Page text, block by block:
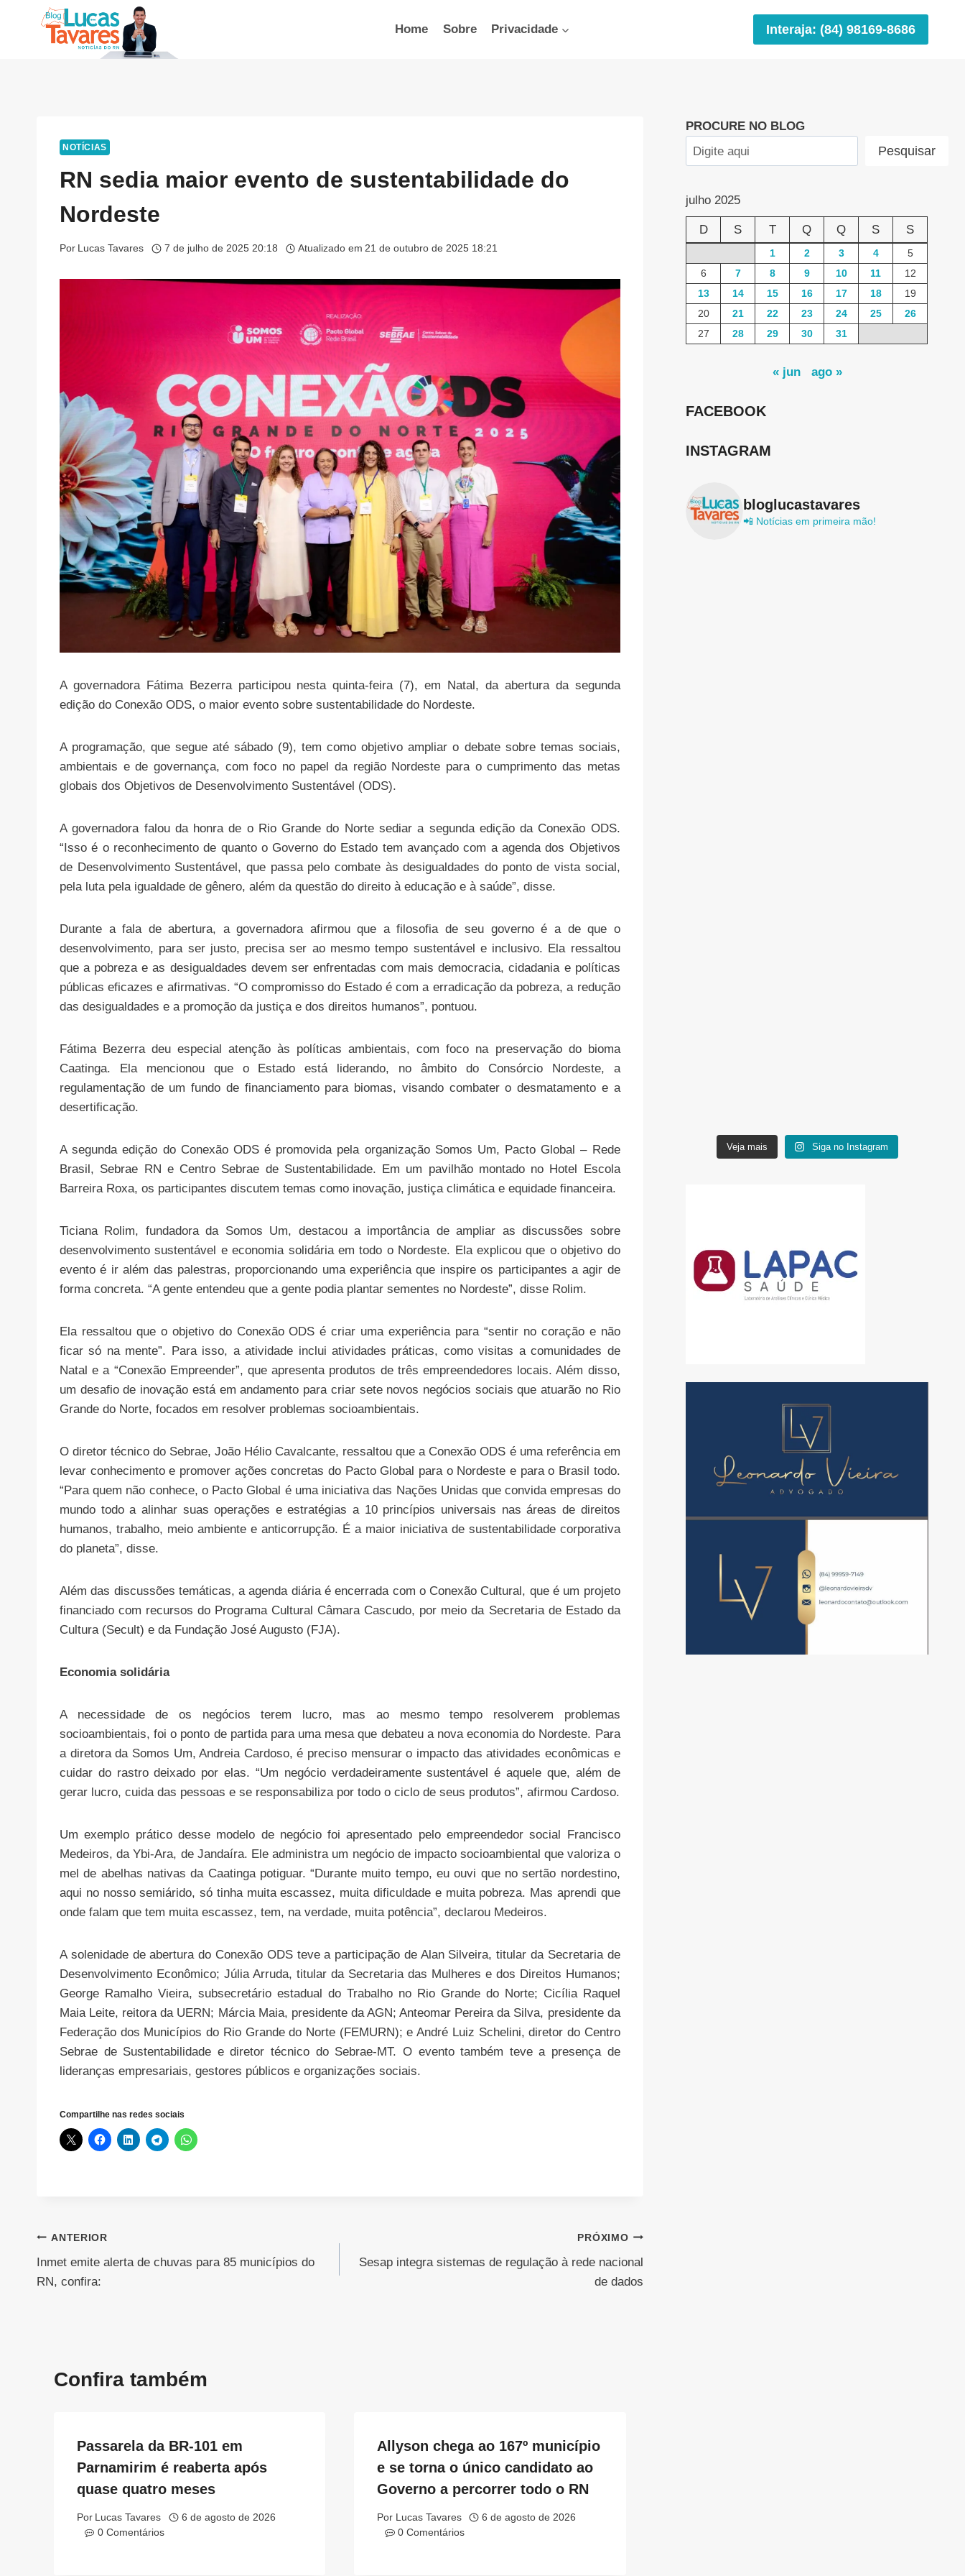
Home Sobre Privacidade Interaja: (84) 98169-8686
NOTÍCIAS
RN sedia maior evento de sustentabilidade do
Nordeste
Por Lucas Tavares 7 de julho de 2025 20:18 Atualizado em 21 de outubro de 2025 18:21
A governadora Fátima Bezerra participou nesta quinta-feira (7), em Natal, da abertura da segunda
edição do Conexão ODS, o maior evento sobre sustentabilidade do Nordeste.
A programação, que segue até sábado (9), tem como objetivo ampliar o debate sobre temas sociais,
ambientais e de governança, com foco no papel da região Nordeste para o cumprimento das metas
globais dos Objetivos de Desenvolvimento Sustentável (ODS).
A governadora falou da honra de o Rio Grande do Norte sediar a segunda edição da Conexão ODS.
“Isso é o reconhecimento de quanto o Governo do Estado tem avançado com a agenda dos Objetivos
de Desenvolvimento Sustentável, que passa pelo combate às desigualdades do ponto de vista social,
pela luta pela igualdade de gênero, além da questão do direito à educação e à saúde”, disse.
Durante a fala de abertura, a governadora afirmou que a filosofia de seu governo é a de que o
desenvolvimento, para ser justo, precisa ser ao mesmo tempo sustentável e inclusivo. Ela ressaltou
que a pobreza e as desigualdades devem ser enfrentadas com mais democracia, cidadania e políticas
públicas eficazes e afirmativas. “O compromisso do Estado é com a erradicação da pobreza, a redução
das desigualdades e a promoção da justiça e dos direitos humanos”, pontuou.
Fátima Bezerra deu especial atenção às políticas ambientais, com foco na preservação do bioma
Caatinga. Ela mencionou que o Estado está liderando, no âmbito do Consórcio Nordeste, a
regulamentação de um fundo de financiamento para biomas, visando combater o desmatamento e a
desertificação.
A segunda edição do Conexão ODS é promovida pela organização Somos Um, Pacto Global – Rede
Brasil, Sebrae RN e Centro Sebrae de Sustentabilidade. Em um pavilhão montado no Hotel Escola
Barreira Roxa, os participantes discutem temas como inovação, justiça climática e equidade financeira.
Ticiana Rolim, fundadora da Somos Um, destacou a importância de ampliar as discussões sobre
desenvolvimento sustentável e economia solidária em todo o Nordeste. Ela explicou que o objetivo do
evento é ir além das palestras, proporcionando uma experiência que inspire os participantes a agir de
forma concreta. “A gente entendeu que a gente podia plantar sementes no Nordeste”, disse Rolim.
Ela ressaltou que o objetivo do Conexão ODS é criar uma experiência para “sentir no coração e não
ficar só na mente”. Para isso, a atividade inclui atividades práticas, como visitas a comunidades de
Natal e a “Conexão Empreender”, que apresenta produtos de três empreendedores locais. Além disso,
um desafio de inovação está em andamento para criar sete novos negócios sociais que atuarão no Rio
Grande do Norte, focados em resolver problemas socioambientais.
O diretor técnico do Sebrae, João Hélio Cavalcante, ressaltou que a Conexão ODS é uma referência em
levar conhecimento e promover ações concretas do Pacto Global para o Nordeste e para o Brasil todo.
“Para quem não conhece, o Pacto Global é uma iniciativa das Nações Unidas que convida empresas do
mundo todo a alinhar suas operações e estratégias a 10 princípios universais nas áreas de direitos
humanos, trabalho, meio ambiente e anticorrupção. É a maior iniciativa de sustentabilidade corporativa
do planeta”, disse.
Além das discussões temáticas, a agenda diária é encerrada com o Conexão Cultural, que é um projeto
financiado com recursos do Programa Cultural Câmara Cascudo, por meio da Secretaria de Estado da
Cultura (Secult) e da Fundação José Augusto (FJA).
Economia solidária
A necessidade de os negócios terem lucro, mas ao mesmo tempo resolverem problemas
socioambientais, foi o ponto de partida para uma mesa que debateu a nova economia do Nordeste. Para
a diretora da Somos Um, Andreia Cardoso, é preciso mensurar o impacto das atividades econômicas e
cuidar do rastro deixado por elas. “Um negócio verdadeiramente sustentável é aquele que, além de
gerar lucro, cuida das pessoas e se responsabiliza por todo o ciclo de seus produtos”, afirmou Cardoso.
Um exemplo prático desse modelo de negócio foi apresentado pelo empreendedor social Francisco
Medeiros, da Ybi-Ara, de Jandaíra. Ele administra um negócio de impacto socioambiental que valoriza o
mel de abelhas nativas da Caatinga potiguar. “Durante muito tempo, eu ouvi que no sertão nordestino,
aqui no nosso semiárido, só tinha muita escassez, muita dificuldade e muita pobreza. Mas aprendi que
onde falam que tem muita escassez, tem, na verdade, muita potência”, declarou Medeiros.
A solenidade de abertura do Conexão ODS teve a participação de Alan Silveira, titular da Secretaria de
Desenvolvimento Econômico; Júlia Arruda, titular da Secretaria das Mulheres e dos Direitos Humanos;
George Ramalho Vieira, subsecretário estadual do Trabalho no Rio Grande do Norte; Cicília Raquel
Maia Leite, reitora da UERN; Márcia Maia, presidente da AGN; Anteomar Pereira da Silva, presidente da
Federação dos Municípios do Rio Grande do Norte (FEMURN); e André Luiz Schelini, diretor do Centro
Sebrae de Sustentabilidade e diretor técnico do Sebrae-MT. O evento também teve a presença de
lideranças empresariais, gestores públicos e organizações sociais.
Compartilhe nas redes sociais
Navegação
de
ANTERIOR
Inmet emite alerta de chuvas para 85 municípios do
RN, confira:
PRÓXIMO
Sesap integra sistemas de regulação à rede nacional
de dados
Confira também
Passarela da BR-101 em
Parnamirim é reaberta após
quase quatro meses
Por Lucas Tavares
6 de agosto de 2026
0 Comentários
Allyson chega ao 167º município
e se torna o único candidato ao
Governo a percorrer todo o RN
Por Lucas Tavares
6 de agosto de 2026
0 Comentários
PROCURE NO BLOG
Pesquisar
julho 2025
D S T Q Q S S
1 2 3 4
5
6
7 8 9 10 11
12
13
14 15 16 17 18
19
20
21 22 23 24 25
26
27
28 29 30 31
« jun ago »
FACEBOOK
INSTAGRAM
bloglucastavares
📲 Notícias em primeira mão!
Veja mais Siga no Instagram